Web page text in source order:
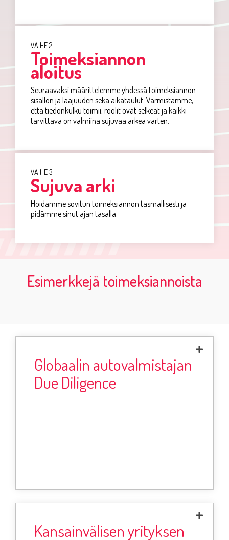
VAIHE 2
Toimeksiannon
aloitus
Seuraavaksi määrittelemme yhdessä toimeksiannon
sisällön ja laajuuden sekä aikataulut. Varmistamme,
että tiedonkulku toimii, roolit ovat selkeät ja kaikki
tarvittava on valmiina sujuvaa arkea varten.
VAIHE 3
Sujuva arki
Hoidammesovitun toimeksiannon täsmällisesti ja
pidämmesinut ajan tasalla.
Esimerkkejä toimeksiannoista
Globaalin autovalmistajan
Due Diligence
Avustimme globaalisti yli 200 miljardin
liikevaihdolla toimivaa autonvalmistaja
Kansainvälisen yrityksen